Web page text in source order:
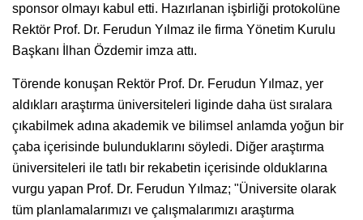
sponsor olmayı kabul etti. Hazırlanan işbirliği protokolüne
Rektör Prof. Dr. Ferudun Yılmaz ile firma Yönetim Kurulu
Başkanı İlhan Özdemir imza attı.
Törende konuşan Rektör Prof. Dr. Ferudun Yılmaz, yer
aldıkları araştırma üniversiteleri liginde daha üst sıralara
çıkabilmek adına akademik ve bilimsel anlamda yoğun bir
çaba içerisinde bulunduklarını söyledi. Diğer araştırma
üniversiteleri ile tatlı bir rekabetin içerisinde olduklarına
vurgu yapan Prof. Dr. Ferudun Yılmaz; "Üniversite olarak
tüm planlamalarımızı ve çalışmalarımızı araştırma